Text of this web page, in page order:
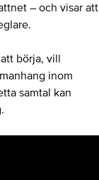
– och visar att
börja, vill
inom
samtal kan